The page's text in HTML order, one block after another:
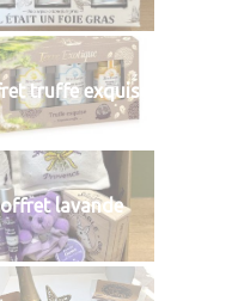
truffe exquise
lavande